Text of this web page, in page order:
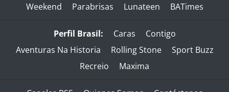
Weekend
Parabrisas Lunateen BATimes
Perfil Brasil: Caras
Contigo
Aventuras Na Historia
Rolling Stone
Sport Buzz
Recreio
Maxima